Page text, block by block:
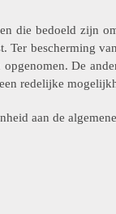
die bedoeld zijn
bescherming
De
redelijke
aan de